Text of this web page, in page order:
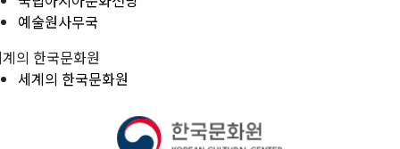
예술원사무국
의 한국문화원
세계의 한국문화원